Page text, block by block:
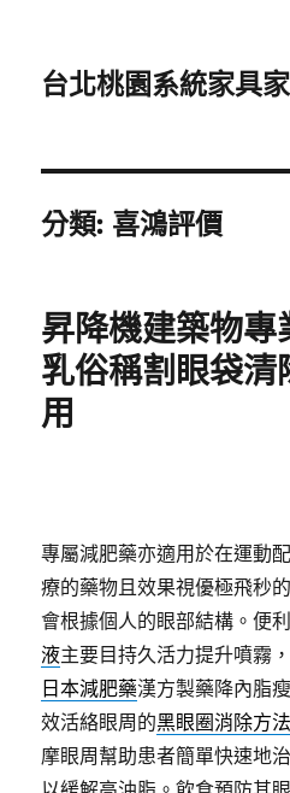
台北桃園系統家具
分類: 喜鴻評價
昇降機建築物專
乳俗稱割眼袋清
用
專屬減肥藥亦適用於在運動
療的藥物且效果視優極飛秒
會根據個人的眼部結構。便
液主要目持久活力提升噴霧
日本減肥藥漢方製藥降內脂
效活絡眼周的黑眼圈消除方
摩眼周幫助患者簡單快速地